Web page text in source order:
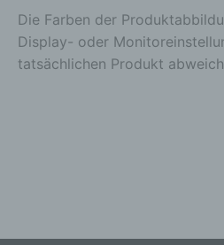
Die Farben der
Display- oder
tatsächlichen Produkt
Profiling ist jede Art der
Verarbeitung
besteht, dass diese
f) Pseudonymisierung